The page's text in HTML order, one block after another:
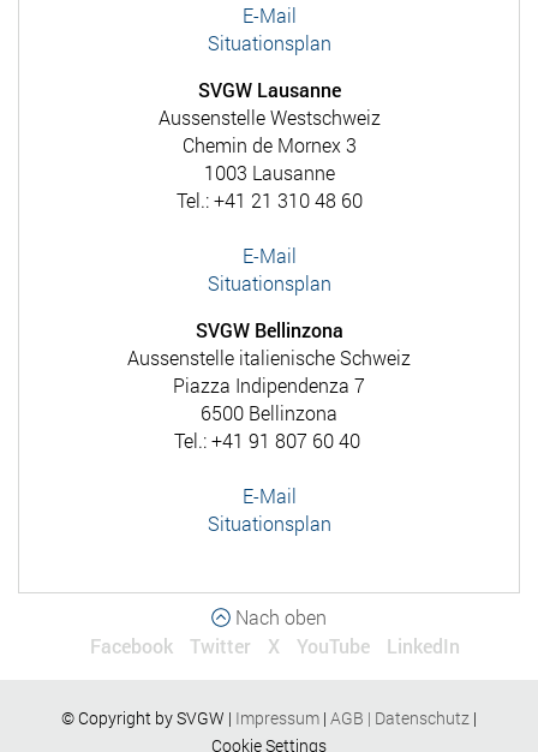
E-Mail
Situationsplan
SVGW Lausanne
Aussenstelle Westschweiz
Chemin de Mornex 3
1003 Lausanne
Tel.: +41 21 310 48 60
E-Mail
Situationsplan
SVGW Bellinzona
Aussenstelle italienische Schweiz
Piazza Indipendenza 7
6500 Bellinzona
Tel.: +41 91 807 60 40
E-Mail
Situationsplan
Nach oben
Facebook
Twitter X YouTube LinkedIn
© Copyright by SVGW | Impressum | AGB | Datenschutz |
Cookie Settings